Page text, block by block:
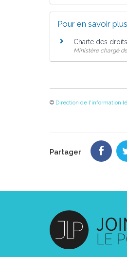
Pour en savoir plus
Charte des
Ministère chargé
© Direction de l'information
Partager